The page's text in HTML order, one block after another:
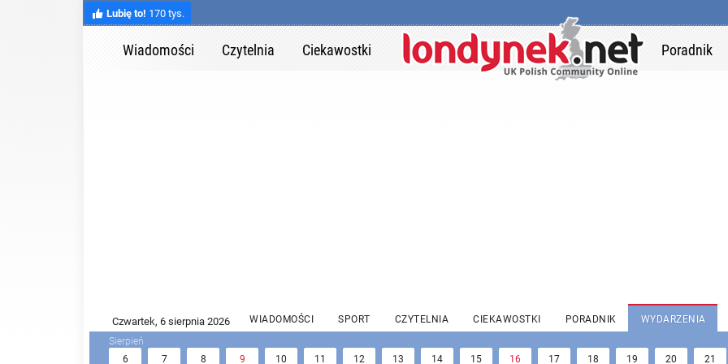
Lubię to! 170 tys.
Wiadomości Czytelnia Ciekawostki Poradnik
WIADOMOŚCI SPORT CZYTELNIA CIEKAWOSTKI PORADNIK WYDARZENIA
6 7 8 9 10 11 12 13 14 15 16 17 18 19 20 21